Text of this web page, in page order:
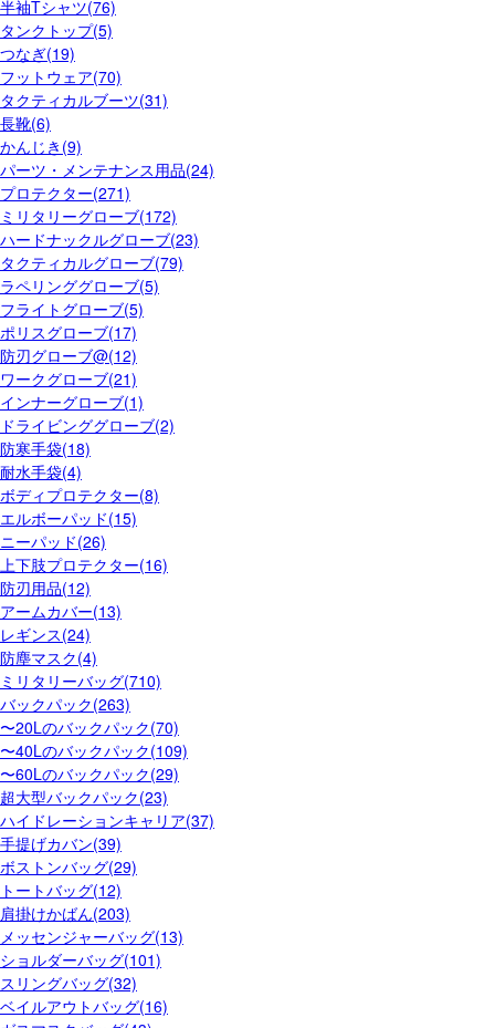
半袖Tシャツ(76)
タンクトップ(5)
つなぎ(19)
フットウェア(70)
タクティカルブーツ(31)
長靴(6)
かんじき(9)
パーツ・メンテナンス用品(24)
プロテクター(271)
ミリタリーグローブ(172)
ハードナックルグローブ(23)
タクティカルグローブ(79)
ラペリンググローブ(5)
フライトグローブ(5)
ポリスグローブ(17)
防刃グローブ@(12)
ワークグローブ(21)
インナーグローブ(1)
ドライビンググローブ(2)
防寒手袋(18)
耐水手袋(4)
ボディプロテクター(8)
エルボーパッド(15)
ニーパッド(26)
上下肢プロテクター(16)
防刃用品(12)
アームカバー(13)
レギンス(24)
防塵マスク(4)
ミリタリーバッグ(710)
バックパック(263)
〜20Lのバックパック(70)
〜40Lのバックパック(109)
〜60Lのバックパック(29)
超大型バックパック(23)
ハイドレーションキャリア(37)
手提げカバン(39)
ボストンバッグ(29)
トートバッグ(12)
肩掛けかばん(203)
メッセンジャーバッグ(13)
ショルダーバッグ(101)
スリングバッグ(32)
ベイルアウトバッグ(16)